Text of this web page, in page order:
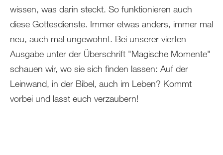
wissen, was darin steckt. So funktionieren auch
diese Gottesdienste. Immer etwas anders, immer mal
neu, auch mal ungewohnt. Bei unserer vierten
Ausgabe unter der Überschrift "Magische Momente"
schauen wir, wo sie sich finden lassen: Auf der
Leinwand, in der Bibel, auch im Leben? Kommt
vorbei und lasst euch verzaubern!